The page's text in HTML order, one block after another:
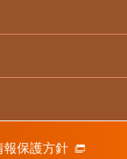
報保護方針